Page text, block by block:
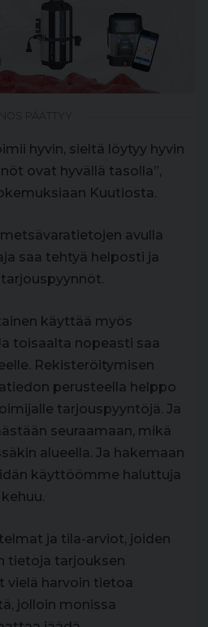
hyvin, sieltä löytyy hyvin
ovat hyvällä tasolla”,
Kuutiosta.
avulla
saa tehtyä helposti ja
käyttää myös
toisaalta nopeasti saa
Rekisteröitymisen
perusteella helppo
tarjouspyyntöjä. Ja
seuraamaan, mikä
alueella. Ja hakemaan
käyttöömme haluttuja
ja tila-arviot, joiden
tietoja tarjouksen
vielä harvoin tietoa
jolloin monissa